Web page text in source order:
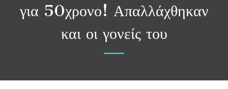
για 50χρονο! Απαλλάχθηκαν
και οι γονείς του